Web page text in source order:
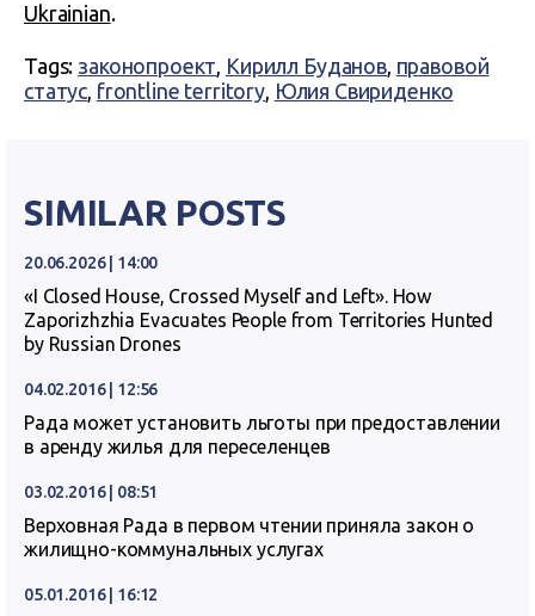
Ukrainian.
Tags: законопроект, Кирилл Буданов, правовой
статус, frontline territory, Юлия Свириденко
SIMILAR POSTS
20.06.2026 | 14:00
«I Closed House, Crossed Myself and Left». How
Zaporizhzhia Evacuates People from Territories Hunted
by Russian Drones
04.02.2016 | 12:56
Рада может установить льготы при предоставлении
в аренду жилья для переселенцев
03.02.2016 | 08:51
Верховная Рада в первом чтении приняла закон о
жилищно-коммунальных услугах
05.01.2016 | 16:12